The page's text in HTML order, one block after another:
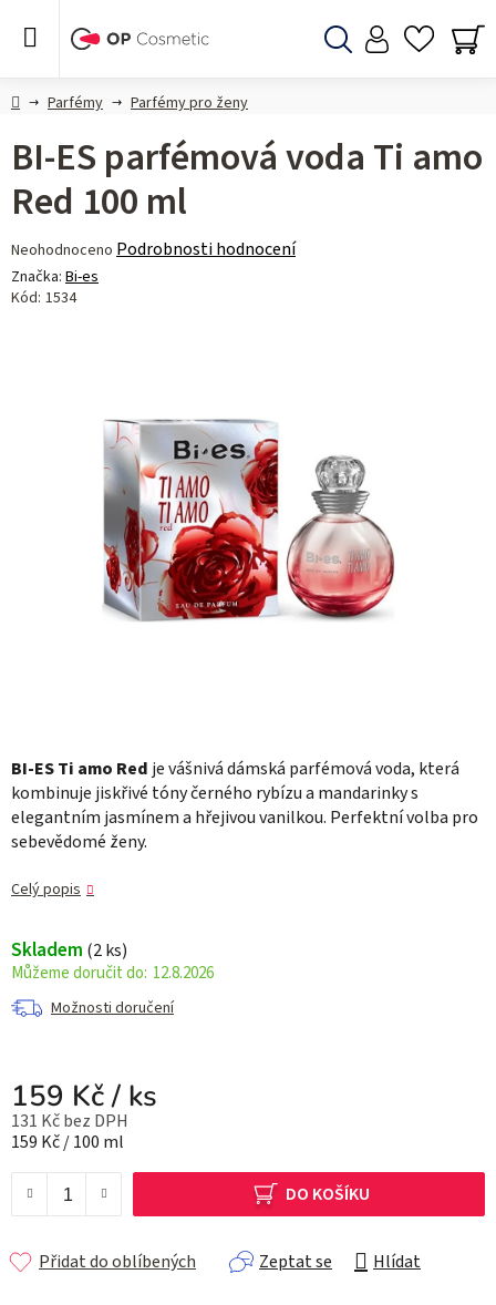
DomůParfémy Parfémy pro ženy
BI-ES Ti amo Red je vášnivá dámská parfémová voda, která
kombinuje jiskřivé tóny černého rybízu a mandarinky s
elegantním jasmínem a hřejivou vanilkou. Perfektní volba pro
sebevědomé ženy.
Celý popis
Skladem (2 ks)
12.8.2026
Možnosti doručení
159 Kč/ ks
131 Kč bez DPH
Měrná cena:
159 Kč / 100 ml
DO KOŠÍKU
Zeptat se Hlídat
Přidat do oblíbených
BI-ES parfémová voda Ti amo
Red 100 ml
Průměrné
hodnocení
produktu
Neohodnoceno Podrobnosti hodnocení
Značka: Bi-es
Kód: 1534